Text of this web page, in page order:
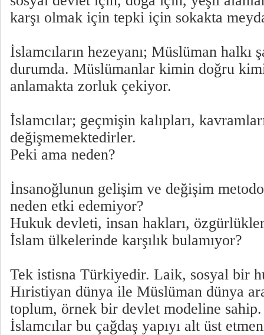
karşı olmak için tepki için sokakta
İslamcıların hezeyanı; Müslüman halkı
durumda. Müslümanlar kimin doğru
anlamakta zorluk çekiyor.
İslamcılar; geçmişin kalıpları,
değişmemektedirler.
Peki ama neden?
İnsanoğlunun gelişim ve değişim
neden etki edemiyor?
Hukuk devleti, insan hakları,
İslam ülkelerinde karşılık bulamıyor?
Tek istisna Türkiyedir. Laik, sosyal bir
Hıristiyan dünya ile Müslüman dünya
toplum, örnek bir devlet modeline
İslamcılar bu çağdaş yapıyı alt üst